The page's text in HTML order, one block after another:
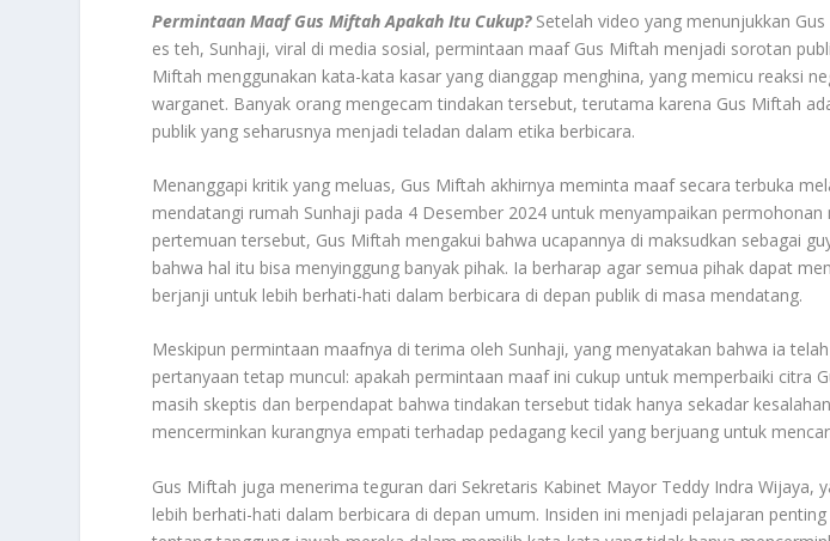
Permintaan Maaf Gus Miftah Apakah Itu Cukup?Setelah video yang menunjukkan
es teh, Sunhaji, viral di media sosial, permintaan maaf Gus Miftah menjadi sorotan
Miftah menggunakan kata-kata kasar yang dianggap menghina, yang memicu reaksi
warganet. Banyak orang mengecam tindakan tersebut, terutama karena Gus Miftah
publik yang seharusnya menjadi teladan dalam etika berbicara.
Menanggapi kritik yang meluas, Gus Miftah akhirnya meminta maaf secara terbuka
mendatangi rumah Sunhaji pada 4 Desember 2024 untuk menyampaikan
pertemuan tersebut, Gus Miftah mengakui bahwa ucapannya di maksudkan sebagai
bahwa hal itu bisa menyinggung banyak pihak. Ia berharap agar semua pihak dapat
berjanji untuk lebih berhati-hati dalam berbicara di depan publik di masa mendatang.
Meskipun permintaan maafnya di terima oleh Sunhaji, yang menyatakan bahwa ia
pertanyaan tetap muncul: apakah permintaan maaf ini cukup untuk memperbaiki citra
masih skeptis dan berpendapat bahwa tindakan tersebut tidak hanya sekadar
mencerminkan kurangnya empati terhadap pedagang kecil yang berjuang untuk
Gus Miftah juga menerima teguran dari Sekretaris Kabinet Mayor Teddy Indra Wijaya,
lebih berhati-hati dalam berbicara di depan umum. Insiden ini menjadi pelajaran